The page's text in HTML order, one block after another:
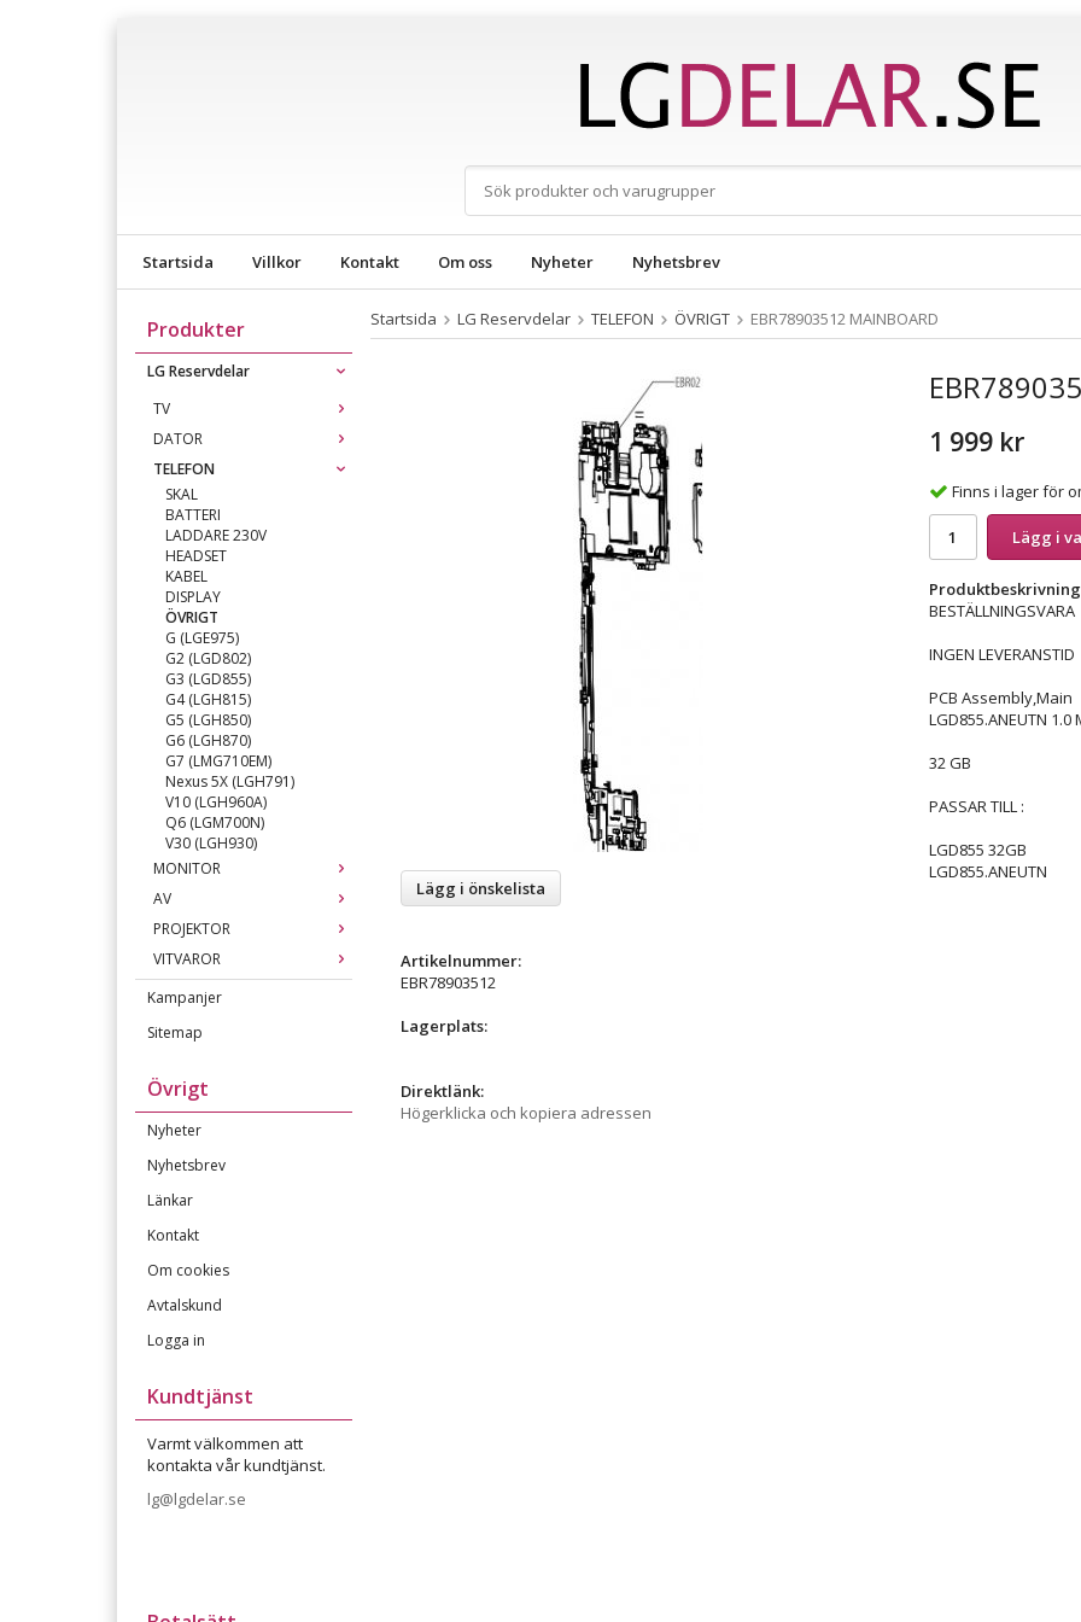
Startsida Villkor Kontakt Om oss Nyheter Nyhetsbrev
Produkter
LG Reservdelar
TV
DATOR
TELEFON
SKAL
BATTERI
LADDARE 230V
HEADSET
KABEL
DISPLAY
ÖVRIGT
G (LGE975)
G2 (LGD802)
G3 (LGD855)
G4 (LGH815)
G5 (LGH850)
G6 (LGH870)
G7 (LMG710EM)
Nexus 5X (LGH791)
V10 (LGH960A)
Q6 (LGM700N)
V30 (LGH930)
MONITOR
AV
PROJEKTOR
VITVAROR
Kampanjer
Sitemap
Övrigt
Nyheter
Nyhetsbrev
Länkar
Kontakt
Om cookies
Avtalskund
Logga in
Kundtjänst
Varmt välkommen att
kontakta vår kundtjänst.
lg@lgdelar.se
Startsida LG Reservdelar TELEFON ÖVRIGT EBR78903512 MAINBOARD
1 999 kr
Finns i lager för
Lägg i
BESTÄLLNINGSVARA
INGEN LEVERANSTID
PCB Assembly,Main
LGD855.ANEUTN 1.0
32 GB
PASSAR TILL :
LGD855 32GB
LGD855.ANEUTN
Lägg i önskelista
Artikelnummer:
EBR78903512
Lagerplats:
Direktlänk:
Högerklicka och kopiera adressen